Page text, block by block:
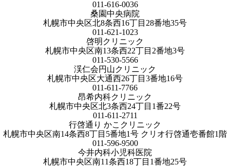
011-616-0036
桑園中央病院
札幌市中央区北8条西16丁目28番地35号
011-621-1023
啓明クリニック
札幌市中央区南13条西22丁目2番地3号
011-530-5566
渓仁会円山クリニック
札幌市中央区大通西26丁目3番地16号
011-611-7766
昂希内科クリニック
札幌市中央区北3条西24丁目1番22号
011-611-2711
行啓通り かこクリニック
札幌市中央区南14条西8丁目5番地1号 クリオ行啓通壱番館1階
011-596-9500
今井内科小児科医院
札幌市中央区南11条西18丁目1番地25号